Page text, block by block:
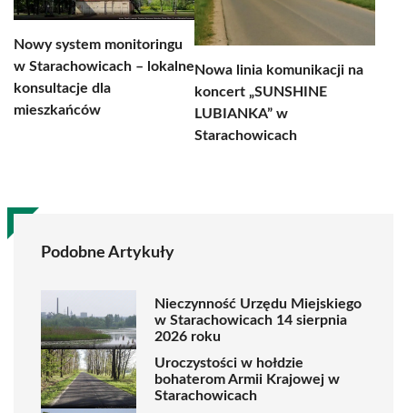
Nowy system monitoringu
w Starachowicach – lokalne
konsultacje dla
mieszkańców
Nowa linia komunikacji na
koncert „SUNSHINE
LUBIANKA” w
Starachowicach
Podobne Artykuły
Nieczynność Urzędu Miejskiego
w Starachowicach 14 sierpnia
2026 roku
Uroczystości w hołdzie
bohaterom Armii Krajowej w
Starachowicach